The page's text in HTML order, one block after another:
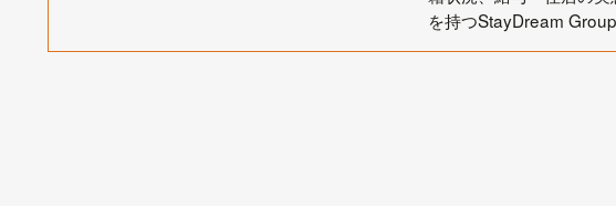
を持つStayDream Group